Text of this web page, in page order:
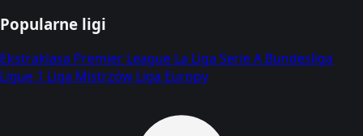
Popularne ligi
Ekstraklasa Premier League La Liga Serie A Bundesliga
Ligue 1 Liga Mistrzów Liga Europy